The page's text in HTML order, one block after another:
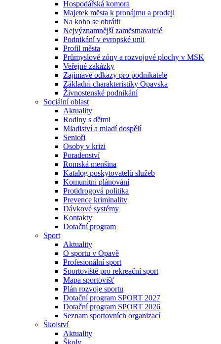
Hospodářská komora
Majetek města k pronájmu a prodeji
Na koho se obrátit
Nejvýznamnější zaměstnavatelé
Podnikání v evropské unii
Profil města
Průmyslové zóny a rozvojové plochy v MSK
Veřejné zakázky
Zajímavé odkazy pro podnikatele
Základní charakteristiky Opavska
Živnostenské podnikání
Sociální oblast
Aktuality
Rodiny s dětmi
Mladiství a mladí dospělí
Senioři
Osoby v krizi
Poradenství
Romská menšina
Katalog poskytovatelů služeb
Komunitní plánování
Protidrogová politika
Prevence kriminality
Dávkové systémy
Kontakty
Dotační program
Sport
Aktuality
O sportu v Opavě
Profesionální sport
Sportoviště pro rekreační sport
Mapa sportovišť
Plán rozvoje sportu
Dotační program SPORT 2027
Dotační program SPORT 2026
Seznam sportovních organizací
Školství
Aktuality